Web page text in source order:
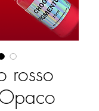
rosso